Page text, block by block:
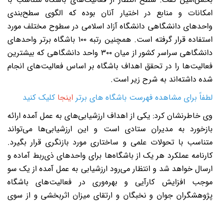
و منابع در اختیار آنان بوده که الگوی سطح‌بندی
دانشگاهی دانشگاه آزاد اسلامی در سطوح مختلف مورد
استفاده قرار گرفته است. همچنین رتبه ۱۰۰ باشگاه برتر واحدهای
دانشگاهی سراسر کشور از میان ۳۰۰ واحد دانشگاهی که بیشترین
را در تحقق اهداف باشگاه بر اساس فعالیت‌های انجام
داشته‌اند به شرح زیر است.
برای مشاهده فهرست باشگاه های برتراینجاکلیک کنید
خاطرنشان کرد: یکی از اهداف ارزشیابی‌های به عمل آمده ارائه
به مدیران ستادی است و این ارزشیابی‌ها می‌تواند
با تحولات علمی و ساختاری مورد بازنگری قرار بگیرد.
عملکرد هر یک از باشگاه‌ها برای واحدهای ذی‌ربط آماده و
خواهد شد و انتظار می‌رود ارزشیابی به عمل آمده از یک سو
افزایش کارآیی و بهره‌وری در فعالیت‌های باشگاه
جوان و نخبگان و ارتقای میزان اثربخشی و از سوی